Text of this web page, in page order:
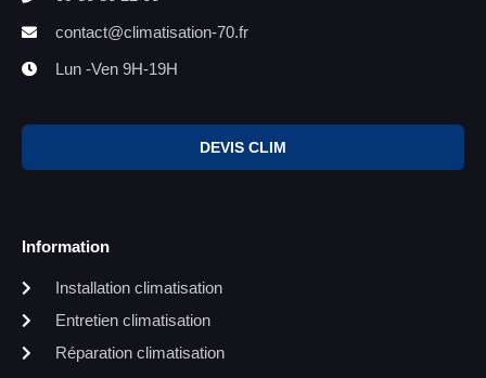
contact@climatisation-70.fr
Lun -Ven 9H-19H
DEVIS CLIM
Information
Installation climatisation
Entretien climatisation
Réparation climatisation